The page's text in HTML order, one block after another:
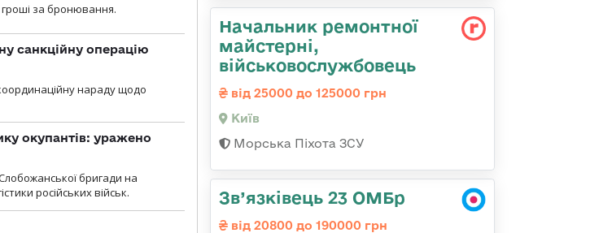
за бронювання.
санкційну операцію
нараду щодо
окупантів: уражено
бригади на
російських військ.
Начальник ремонтної
майстерні,
військовослужбовець
від 25000 до 125000 грн
Київ
Морська Піхота ЗСУ
Зв’язківець 23 ОМБр
від 20800 до 190000 грн